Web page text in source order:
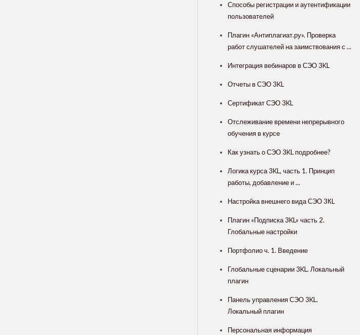
Способы регистрации и аутентификации
пользователей
Плагин «Антиплагиат.ру». Проверка
работ слушателей на заимствования с ...
Интеграция вебинаров в СЭО 3KL
Отчеты в СЭО 3KL
Сертификат СЭО 3KL
Отслеживание времени непрерывного
обучения в курсе
Как узнать о СЭО 3KL подробнее?
Логика курса 3KL, часть 1. Принцип
работы, добавление и ...
Настройка внешнего вида СЭО 3КL
Плагин «Подписка 3KL» часть 2.
Глобальные настройки
Портфолио ч. 1. Введение
Глобальные сценарии 3KL. Локальный
плагин
Панель управления СЭО 3KL.
Локальный плагин
Персональная информация